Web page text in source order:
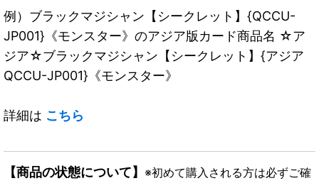
例）ブラックマジシャン【シークレット】{QCCU-
JP001}《モンスター》のアジア版カード商品名 ☆ア
ジア☆ブラックマジシャン【シークレット】{アジア
QCCU-JP001}《モンスター》
詳細は こちら
【商品の状態について】 ※初めて購入される方は必ずご確